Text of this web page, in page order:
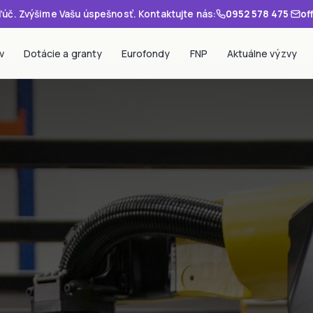
Zvýšime Vašu úspešnosť. Kontaktujte nás: 0952 578 475·
Dotácie a granty Eurofondy FNP Aktuálne výzvy